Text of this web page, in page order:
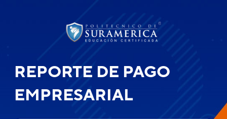
REPORTE DE PAGO
EMPRESARIAL